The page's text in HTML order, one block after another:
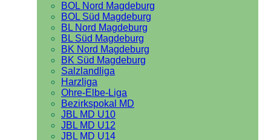
BOL Nord Magdeburg
BOL Süd Magdeburg
BL Nord Magdeburg
BL Süd Magdeburg
BK Nord Magdeburg
BK Süd Magdeburg
Salzlandliga
Harzliga
Ohre-Elbe-Liga
Bezirkspokal MD
JBL MD U10
JBL MD U12
JBL MD U14